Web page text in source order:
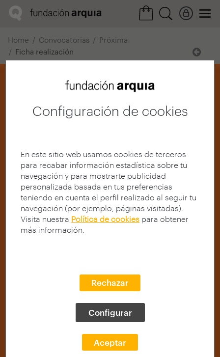
Configuración de cookies
En este sitio web usamos cookies de terceros
para recabar información estadística sobre tu
navegación y para mostrarte publicidad
personalizada basada en tus preferencias
teniendo en cuenta el perfil realizado al seguir tu
navegación (por ejemplo, páginas visitadas).
Visita nuestra Política de cookies para obtener
más información.
Rechazar
Configurar
Aceptar
Home Convocatorias
Próxima
Ficha realización